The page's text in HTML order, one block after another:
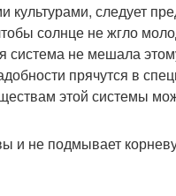
следует
солнце не жгло
система не мешала
прячутся в
этой системы
и не подмывает